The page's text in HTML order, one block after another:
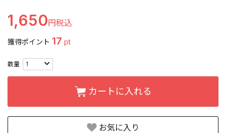
1,650
獲得ポイント 17 pt
お気に入り
カートに入れる